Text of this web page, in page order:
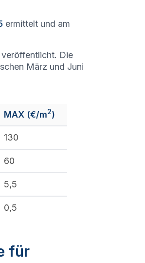
ermittelt und am
veröffentlicht. Die
März und Juni
MAX (€/m2)
130
60
5,5
0,5
für